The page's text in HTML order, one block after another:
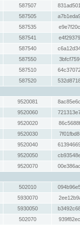
587507
587505
587535
587541
587540
587550
587510
587520
9520081
9520060
9520020
9520030
9520040
9520050
9520070
502010
5930070
5930050
502070